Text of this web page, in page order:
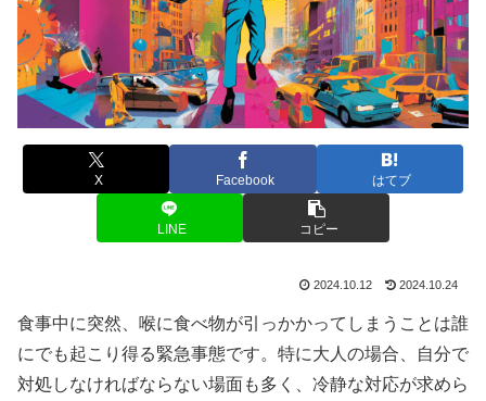
X Facebook はてブ
LINE コピー
2024.10.12 2024.10.24
食事中に突然、喉に食べ物が引っかかってしまうことは誰
にでも起こり得る緊急事態です。特に大人の場合、自分で
対処しなければならない場面も多く、冷静な対応が求めら